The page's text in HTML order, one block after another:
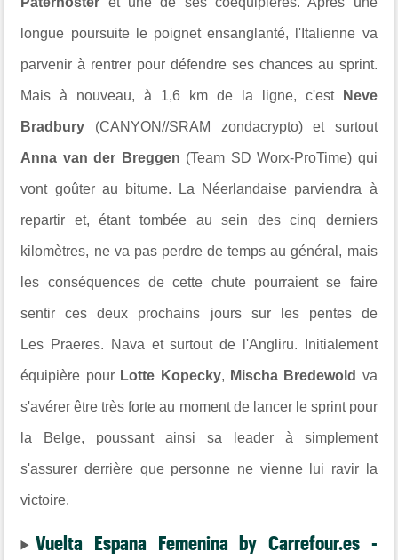
longue poursuite le poignet ensanglanté, l'Italienne va
parvenir à rentrer pour défendre ses chances au sprint.
Mais à nouveau, à 1,6 km de la ligne, c'est Neve
Bradbury (CANYON//SRAM zondacrypto) et surtout
Anna van der Breggen (Team SD Worx-ProTime) qui
vont goûter au bitume. La Néerlandaise parviendra à
repartir et, étant tombée au sein des cinq derniers
kilomètres, ne va pas perdre de temps au général, mais
les conséquences de cette chute pourraient se faire
sentir ces deux prochains jours sur les pentes de
Les Praeres. Nava et surtout de l'Angliru. Initialement
équipière pour Lotte Kopecky, Mischa Bredewold va
s'avérer être très forte au moment de lancer le sprint pour
la Belge, poussant ainsi sa leader à simplement
s'assurer derrière que personne ne vienne lui ravir la
victoire.
Vuelta Espana Femenina by Carrefour.es -